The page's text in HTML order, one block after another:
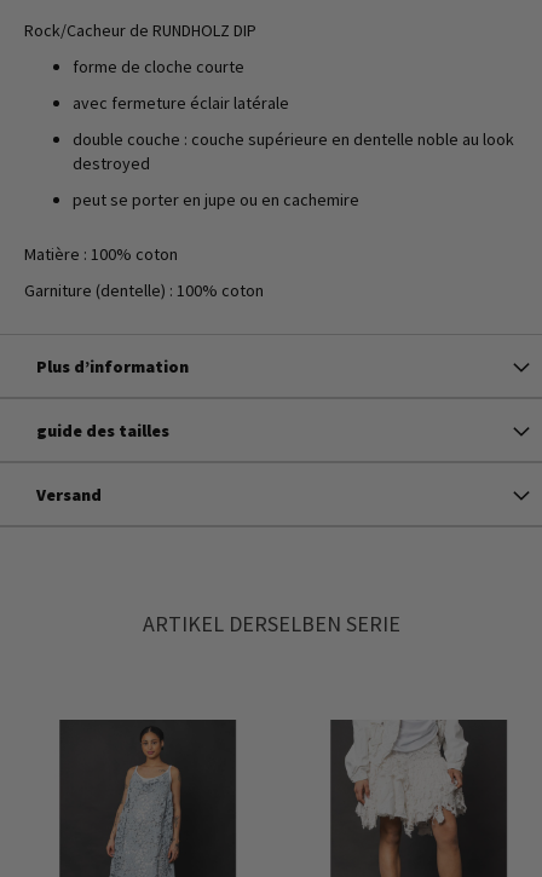
Rock/Cacheur de RUNDHOLZ DIP
forme de cloche courte
avec fermeture éclair latérale
double couche : couche supérieure en dentelle noble au look
destroyed
peut se porter en jupe ou en cachemire
Matière : 100% coton
Garniture (dentelle) : 100% coton
Plus d’information
guide des tailles
Versand
ARTIKEL DERSELBEN SERIE